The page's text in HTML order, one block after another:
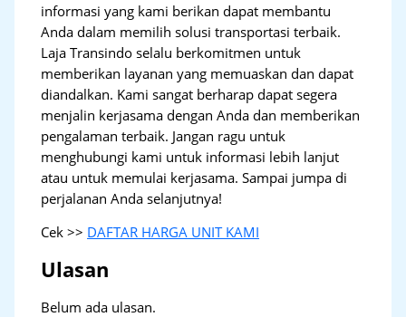
informasi yang kami berikan dapat membantu
Anda dalam memilih solusi transportasi terbaik.
Laja Transindo selalu berkomitmen untuk
memberikan layanan yang memuaskan dan dapat
diandalkan. Kami sangat berharap dapat segera
menjalin kerjasama dengan Anda dan memberikan
pengalaman terbaik. Jangan ragu untuk
menghubungi kami untuk informasi lebih lanjut
atau untuk memulai kerjasama. Sampai jumpa di
perjalanan Anda selanjutnya!
Cek >> DAFTAR HARGA UNIT KAMI
Ulasan
Belum ada ulasan.